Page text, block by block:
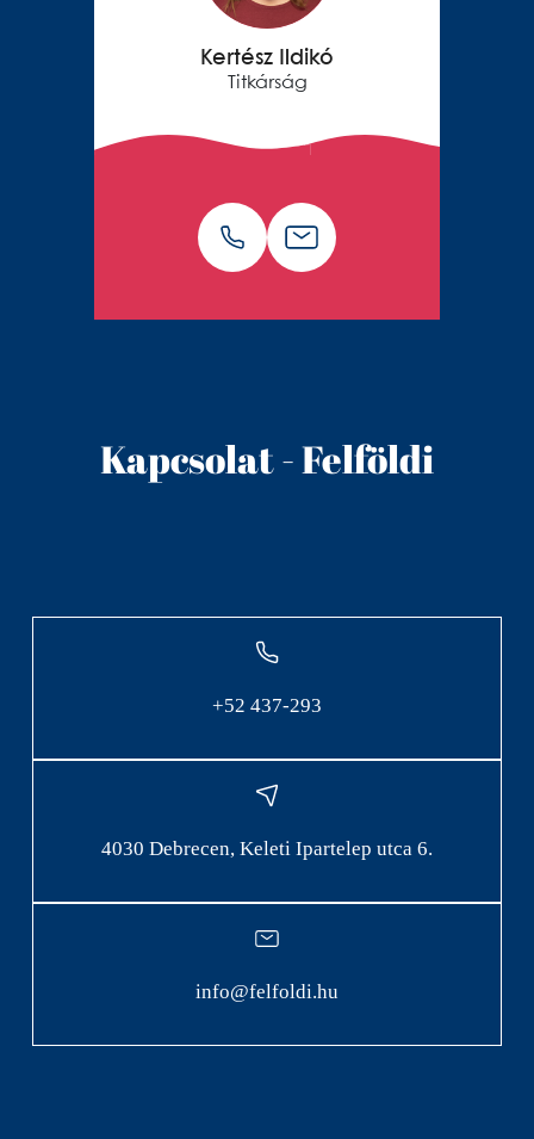
Kertész Ildikó
Titkárság
Kapcsolat - Felföldi
+52 437-293
4030 Debrecen, Keleti Ipartelep utca 6.
info@felfoldi.hu